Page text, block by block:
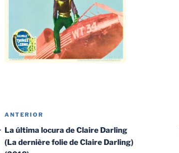
Navegación
de
entradas
Entrada
anterior:
ANTERIOR
La última locura de Claire Darling
(La dernière folie de Claire Darling)